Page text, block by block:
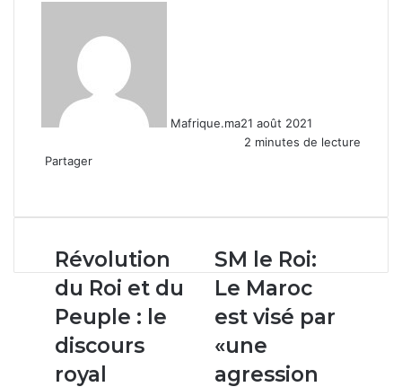
Mafrique.ma21 août 2021
2 minutes de lecture
Partager
email
Révolution
du
Roi
et
du
Peuple
Révolution
du Roi et du
Peuple : le
discours
royal
SM
le
Roi:
Le
Maroc
est
SM le Roi:
Le Maroc
est visé par
«une
agression